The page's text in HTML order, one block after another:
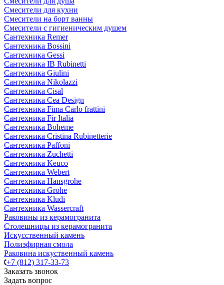
Смесители для кухни
Смесители на борт ванны
Смесители с гигиеническим душем
Сантехника Remer
Сантехника Bossini
Сантехника Gessi
Сантехника IB Rubinetti
Сантехника Giulini
Сантехника Nikolazzi
Сантехника Cisal
Сантехника Cea Design
Сантехника Fima Carlo frattini
Сантехника Fir Italia
Сантехника Boheme
Сантехника Cristina Rubinetterie
Сантехника Paffoni
Сантехника Zuchetti
Сантехника Keuco
Сантехника Webert
Сантехника Hansgrohe
Сантехника Grohe
Сантехника Kludi
Сантехника Wassercraft
Раковины из керамогранита
Столешницы из керамогранита
Искусственный камень
Полиэфирная смола
Раковина искуственный камень
+7 (812) 317-33-73
Заказать звонок
Задать вопрос